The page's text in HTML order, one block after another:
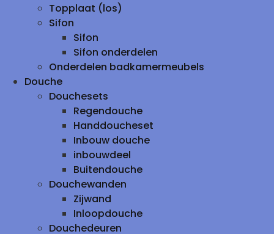
Topplaat (los)
Sifon
Sifon
Sifon onderdelen
Onderdelen badkamermeubels
Douche
Douchesets
Regendouche
Handdoucheset
Inbouw douche
inbouwdeel
Buitendouche
Douchewanden
Zijwand
Inloopdouche
Douchedeuren